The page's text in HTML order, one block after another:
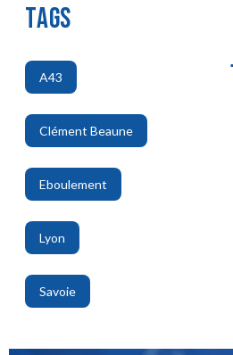
TAGS
A43
,
Clément Beaune
,
Eboulement
,
Lyon
,
Savoie